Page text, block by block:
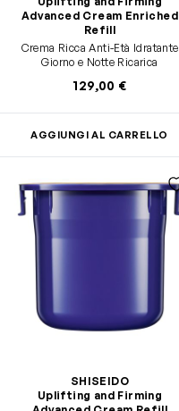
Advanced Cream Enriched
Refill
Crema Ricca Anti-Età Idratante
Giorno e Notte Ricarica
129,00 €
AGGIUNGI AL CARRELLO
SHISEIDO
Uplifting and Firming